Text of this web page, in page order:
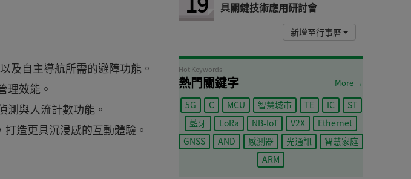
及自主導航所需的避障功能。
理效能。
測與人流計數功能。
造更具沉浸感的互動體驗。
具關鍵技術應用研討會
新增至行事曆
Hot Keywords
熱門關鍵字 More →
5G C MCU 智慧城市 TE IC
ST
藍牙
LoRa NB-IoT V2X
Ethernet
GNSS
AND 感測器 光通訊
智慧家庭
ARM